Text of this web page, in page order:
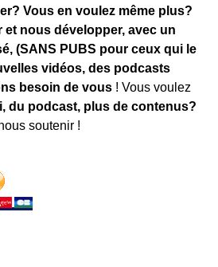
Vous en voulez même plus?
nous développer, avec un
(SANS PUBS pour ceux qui le
vidéos, des podcasts
besoin de vous ! Vous voulez
du podcast, plus de contenus?
soutenir !